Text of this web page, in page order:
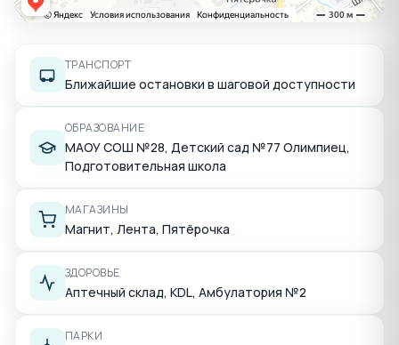
ТРАНСПОРТ
Ближайшие остановки в шаговой доступности
ОБРАЗОВАНИЕ
МАОУ СОШ №28, Детский сад №77 Олимпиец,
Подготовительная школа
МАГАЗИНЫ
Магнит, Лента, Пятёрочка
ЗДОРОВЬЕ
Аптечный склад, KDL, Амбулатория №2
ПАРКИ